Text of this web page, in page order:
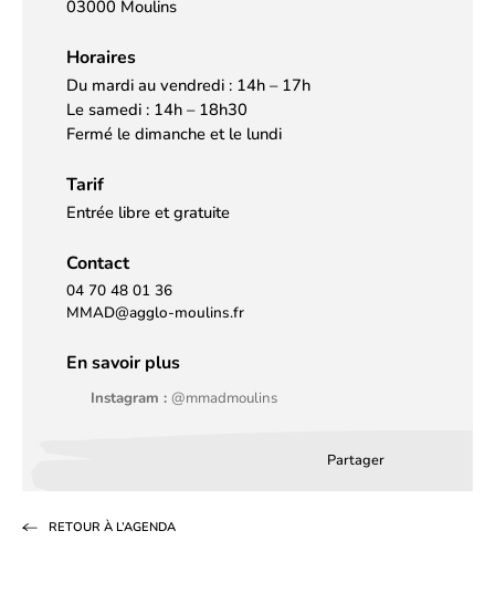
03000 Moulins
Horaires
Du mardi au vendredi : 14h – 17h
Le samedi : 14h – 18h30
Fermé le dimanche et le lundi
Tarif
Entrée libre et gratuite
Contact
04 70 48 01 36
MMAD@agglo-moulins.fr
En savoir plus
Instagram : @mmadmoulins
Partager
RETOUR À L’AGENDA